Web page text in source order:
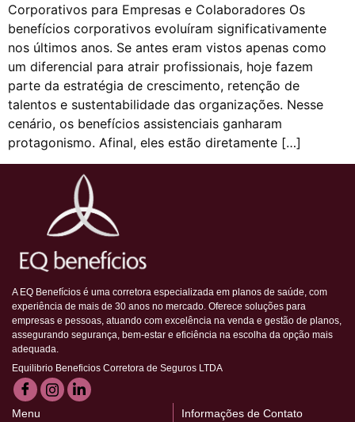
Corporativos para Empresas e Colaboradores Os
benefícios corporativos evoluíram significativamente
nos últimos anos. Se antes eram vistos apenas como
um diferencial para atrair profissionais, hoje fazem
parte da estratégia de crescimento, retenção de
talentos e sustentabilidade das organizações. Nesse
cenário, os benefícios assistenciais ganharam
protagonismo. Afinal, eles estão diretamente […]
A EQ Benefícios é uma corretora especializada em planos de saúde, com
experiência de mais de 30 anos no mercado. Oferece soluções para
empresas e pessoas, atuando com excelência na venda e gestão de planos,
assegurando segurança, bem-estar e eficiência na escolha da opção mais
adequada.
Equilibrio Beneficios Corretora de Seguros LTDA
Menu Informações de Contato